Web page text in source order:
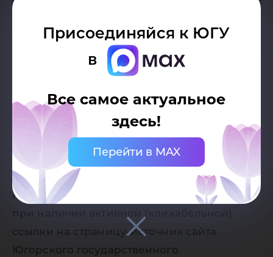
Присоединяйся к ЮГУ
в
Все самое актуальное
здесь!
Перейти в MAX
Дата публикации: 19.12.2025
Автор:
Пресс-служба Югорского
государственного университета
Разрешено копирование статей, только
при наличии активной (кликабельной)
ссылки на страницу-источник сайта
Югорского государственного